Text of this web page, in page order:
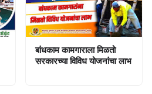
बांधकाम कामगाराला मिळतो
सरकारच्या विविध योजनांचा लाभ